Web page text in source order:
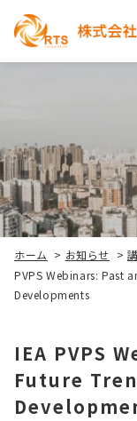
ホーム > お知らせ >
PVPS Webinars: Past
Developments
IEA PVPS
Future